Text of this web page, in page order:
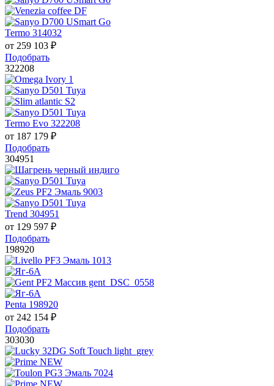
Termo 314032
от 259 103 ₽
Подобрать
322208
Termo Evo 322208
от 187 179 ₽
Подобрать
304951
Trend 304951
от 129 597 ₽
Подобрать
198920
Penta 198920
от 242 154 ₽
Подобрать
303030